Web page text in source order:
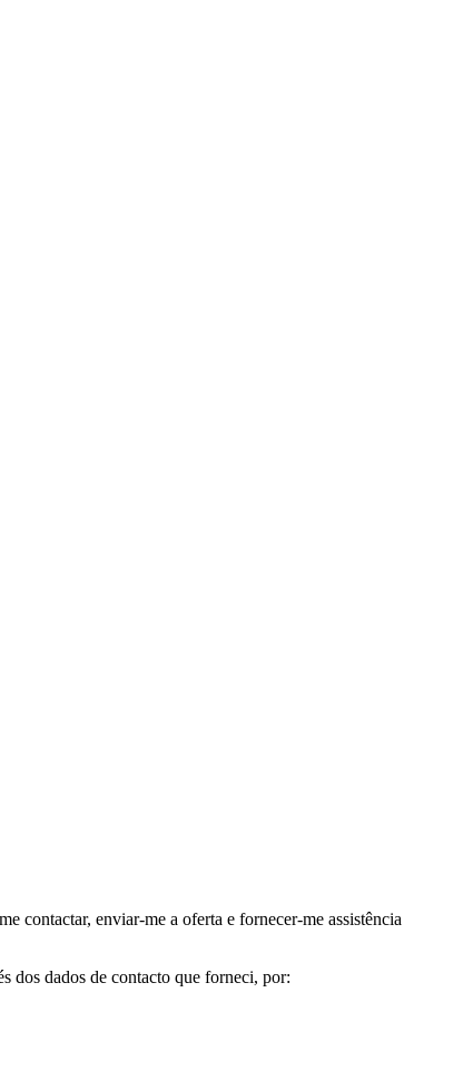
contactar, enviar-me a oferta e fornecer-me assistência
dos dados de contacto que forneci, por: